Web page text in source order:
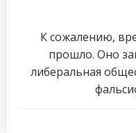
К сожалению,
прошло. Оно
либеральная